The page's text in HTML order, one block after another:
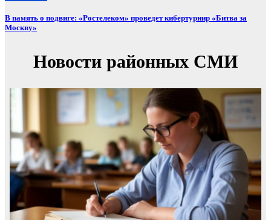
В память о подвиге: «Ростелеком» проведет кибертурнир «Битва за
Москву»